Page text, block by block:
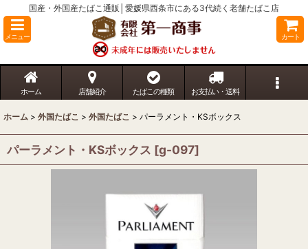
国産・外国産たばこ通販│愛媛県西条市にある3代続く老舗たばこ店
メニュー カート
ホーム 店舗紹介 たばこの種類 お支払い・送料
ホーム > 外国たばこ > 外国たばこ > パーラメント・KSボックス
パーラメント・KSボックス [g-097]